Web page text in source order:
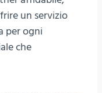
un servizio
per ogni
che